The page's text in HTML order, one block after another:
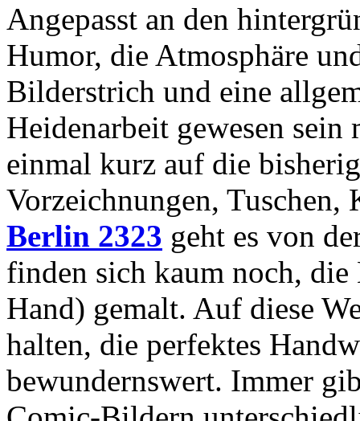
Angepasst an den
Humor, die Atmosphäre
Bilderstrich und eine
Heidenarbeit gewesen
einmal kurz auf die
Vorzeichnungen,
Berlin 2323 geht es von
finden sich kaum noch,
Hand) gemalt. Auf diese
halten, die perfektes
bewundernswert. Immer